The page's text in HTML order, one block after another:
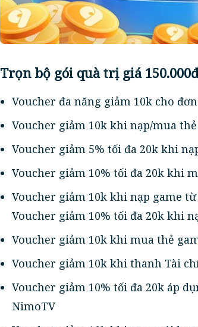
Trọn bộ gói quà trị giá
Voucher đa năng giảm 10k cho
Voucher giảm 10k khi nạp/mua
Voucher giảm 5% tối đa 20k khi
Voucher giảm 10% tối đa 20k khi
Voucher giảm 10k khi nạp game
Voucher giảm 10% tối đa 20k khi
Voucher giảm 10k khi mua thẻ
Voucher giảm 10k khi thanh Tài
Voucher giảm 10% tối đa 20k áp
NimoTV